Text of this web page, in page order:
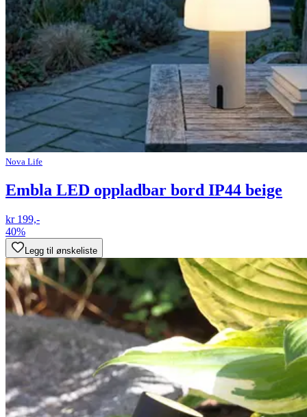
Nova Life
Embla LED oppladbar bord IP44 beige
kr 199,-
40%
Legg til ønskeliste